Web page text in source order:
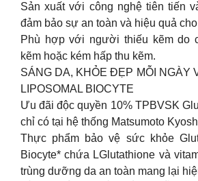
Sản xuất với công nghệ tiên tiến
đảm bảo sự an toàn và hiệu quả
Phù hợp với người thiếu kẽm do
kẽm hoặc kém hấp thu kẽm.
SÁNG DA, KHỎE ĐẸP MỖI NGÀY
LIPOSOMAL BIOCYTE
Ưu đãi độc quyền 10% TPBVSK
chỉ có tại hệ thống Matsumoto
Thực phẩm bảo vệ sức khỏe
Biocyte* chứa LGlutathione và
trùng dưỡng da an toàn mang lại